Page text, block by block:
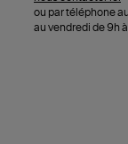
ou par téléphone
au vendredi de 9h à